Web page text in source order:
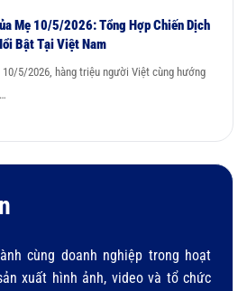
Mẹ 10/5/2026: Tổng Hợp Chiến Dịch
Bật Tại Việt Nam
10/5/2026, hàng triệu người Việt cùng hướng
cùng doanh nghiệp trong hoạt
xuất hình ảnh, video và tổ chức